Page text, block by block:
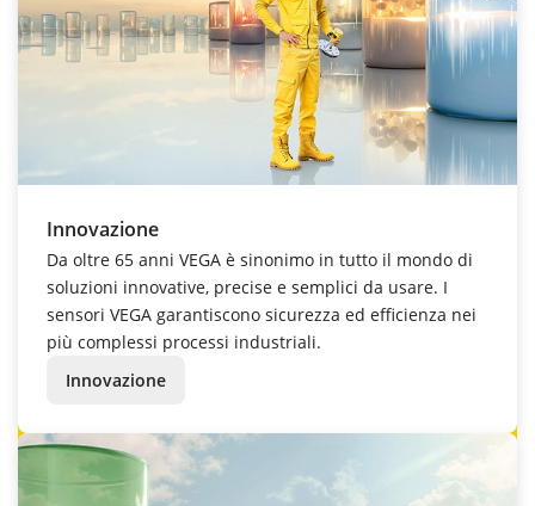
Innovazione
Da oltre 65 anni VEGA è sinonimo in tutto il mondo di
soluzioni innovative, precise e semplici da usare. I
sensori VEGA garantiscono sicurezza ed efficienza nei
più complessi processi industriali.
Innovazione